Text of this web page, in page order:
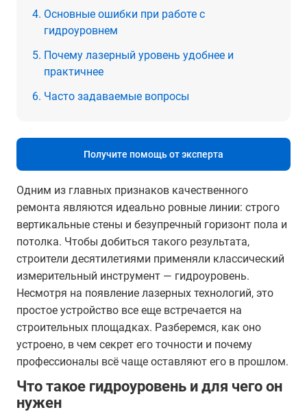
Основные ошибки при работе с
гидроуровнем
Почему лазерный уровень удобнее и
практичнее
Часто задаваемые вопросы
Получите помощь от эксперта
Одним из главных признаков качественного
ремонта являются идеально ровные линии: строго
вертикальные стены и безупречный горизонт пола и
потолка. Чтобы добиться такого результата,
строители десятилетиями применяли классический
измерительный инструмент — гидроуровень.
Несмотря на появление лазерных технологий, это
простое устройство все еще встречается на
строительных площадках. Разберемся, как оно
устроено, в чем секрет его точности и почему
профессионалы всё чаще оставляют его в прошлом.
Что такое гидроуровень и для чего он
нужен